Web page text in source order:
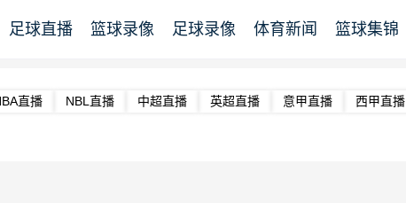
足球直播 篮球录像 足球录像 体育新闻 篮球集锦
直播 NBL直播 中超直播 英超直播 意甲直播 西甲直播